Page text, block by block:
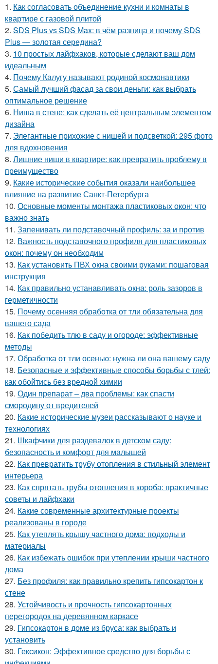
1. Как согласовать объединение кухни и комнаты в
квартире с газовой плитой
2. SDS Plus vs SDS Max: в чём разница и почему SDS
Plus — золотая середина?
3. 10 простых лайфхаков, которые сделают ваш дом
идеальным
4. Почему Калугу называют родиной космонавтики
5. Самый лучший фасад за свои деньги: как выбрать
оптимальное решение
6. Ниша в стене: как сделать её центральным элементом
дизайна
7. Элегантные прихожие с нишей и подсветкой: 295 фото
для вдохновения
8. Лишние ниши в квартире: как превратить проблему в
преимущество
9. Какие исторические события оказали наибольшее
влияние на развитие Санкт-Петербурга
10. Основные моменты монтажа пластиковых окон: что
важно знать
11. Запенивать ли подставочный профиль: за и против
12. Важность подставочного профиля для пластиковых
окон: почему он необходим
13. Как установить ПВХ окна своими руками: пошаговая
инструкция
14. Как правильно устанавливать окна: роль зазоров в
герметичности
15. Почему осенняя обработка от тли обязательна для
вашего сада
16. Как победить тлю в саду и огороде: эффективные
методы
17. Обработка от тли осенью: нужна ли она вашему саду
18. Безопасные и эффективные способы борьбы с тлей:
как обойтись без вредной химии
19. Один препарат – два проблемы: как спасти
смородину от вредителей
20. Какие исторические музеи рассказывают о науке и
технологиях
21. Шкафчики для раздевалок в детском саду:
безопасность и комфорт для малышей
22. Как превратить трубу отопления в стильный элемент
интерьера
23. Как спрятать трубы отопления в короба: практичные
советы и лайфхаки
24. Какие современные архитектурные проекты
реализованы в городе
25. Как утеплять крышу частного дома: подходы и
материалы
26. Как избежать ошибок при утеплении крыши частного
дома
27. Без профиля: как правильно крепить гипсокартон к
стене
28. Устойчивость и прочность гипсокартонных
перегородок на деревянном каркасе
29. Гипсокартон в доме из бруса: как выбрать и
установить
30. Гексикон: Эффективное средство для борьбы с